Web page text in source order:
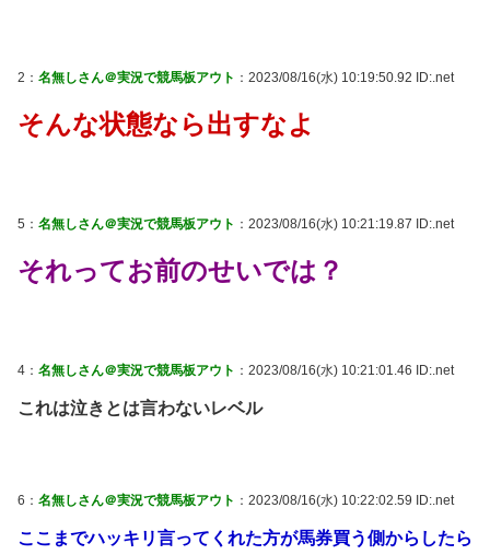
2： 名無しさん＠実況で競馬板アウト ：2023/08/16(水) 10:19:50.92 ID:.net
そんな状態なら出すなよ
5： 名無しさん＠実況で競馬板アウト ：2023/08/16(水) 10:21:19.87 ID:.net
それってお前のせいでは？
4： 名無しさん＠実況で競馬板アウト ：2023/08/16(水) 10:21:01.46 ID:.net
これは泣きとは言わないレベル
6： 名無しさん＠実況で競馬板アウト ：2023/08/16(水) 10:22:02.59 ID:.net
ここまでハッキリ言ってくれた方が馬券買う側からしたら